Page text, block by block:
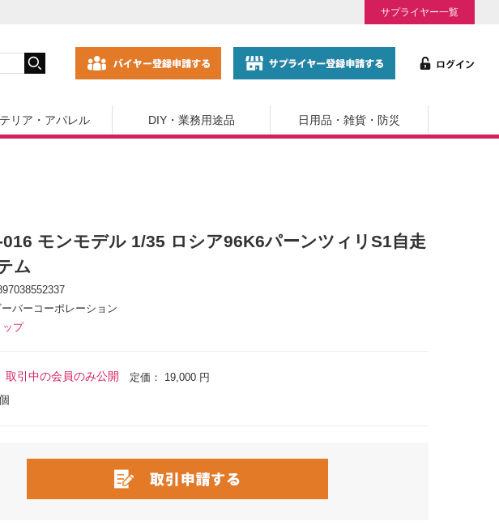
サプライヤー一覧
リア・アパレル DIY・業務用途品 日用品・雑貨・防災
016 モンモデル 1/35 ロシア96K6パーンツィリS1自走
ム
ーバーコーポレーション
ップ
取引中の会員のみ公開 定価： 19,000 円